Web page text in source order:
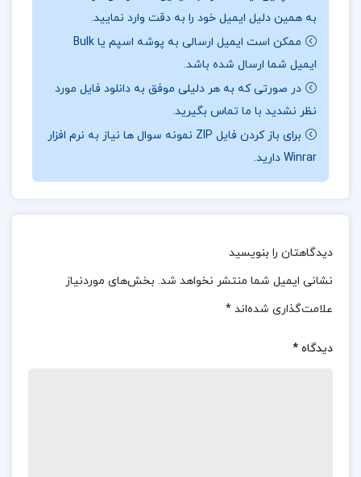
کتاب زبان تخصصی (رشته کامپیوتر) نوشته مهدی
یوسف خانی با تمرکز بر واژگان و اصطلاحات تخصصی
می‌کند تا مهارت‌های زبان انگلیسی خود را بهبود
بخشند.این کتاب با ارائه متون تخصصی و تمرین‌های
کاربردی، درک عمیقی از مفاهیم فنی و علمی به
دانشجویان می‌دهد.با این حال، کتاب ممکن است برای
نظرات کلی کاربران در مورد کتاب زبان تخصصی (رشته
کامپیوتر) مهدی یوسف خانی:
کتاب «زبان تخصصی (رشته کامپیوتر)» نوشتهٔ مهدی
به همین دلیل ایمیل خود را به دقت وارد نمایید.
ممکن است ایمیل ارسالی به پوشه اسپم یا Bulk
ایمیل شما ارسال شده باشد.
در صورتی که به هر دلیلی موفق به دانلود فایل مورد
نظر نشدید با ما تماس بگیرید.
برای باز کردن فایل ZIP نمونه سوال ها نیاز به نرم افزار
Winrar دارید.
دیدگاهتان را بنویسید
نشانی ایمیل شما منتشر نخواهد شد. بخش‌های موردنیاز
علامت‌گذاری شده‌اند *
دیدگاه *